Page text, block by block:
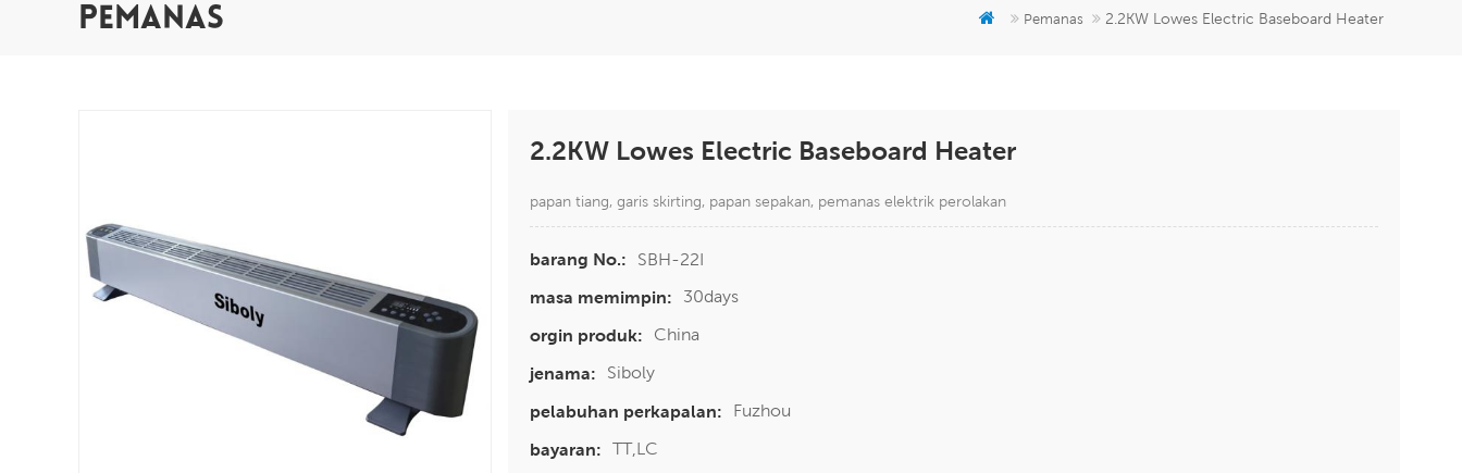
PEMANAS Pemanas 2.2KW Lowes Electric Baseboard Heater
2.2KW Lowes Electric Baseboard Heater
papan tiang, garis skirting, papan sepakan, pemanas elektrik perolakan
barang No.:
SBH-22I
masa memimpin:
30days
orgin produk:
China
jenama:
Siboly
pelabuhan perkapalan:
Fuzhou
bayaran: TT,LC